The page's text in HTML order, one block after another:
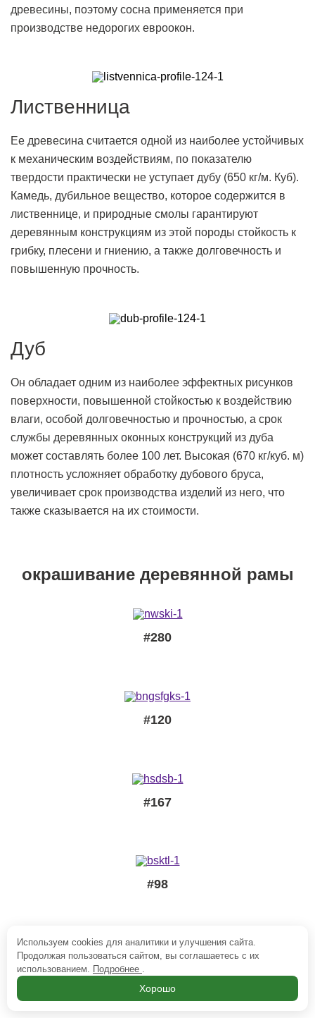
древесины, поэтому сосна применяется при
производстве недорогих евроокон.
Лиственница
Ее древесина считается одной из наиболее устойчивых
к механическим воздействиям, по показателю
твердости практически не уступает дубу (650 кг/м. Куб).
Камедь, дубильное вещество, которое содержится в
лиственнице, и природные смолы гарантируют
деревянным конструкциям из этой породы стойкость к
грибку, плесени и гниению, а также долговечность и
повышенную прочность.
Дуб
Он обладает одним из наиболее эффектных рисунков
поверхности, повышенной стойкостью к воздействию
влаги, особой долговечностью и прочностью, а срок
службы деревянных оконных конструкций из дуба
может составлять более 100 лет. Высокая (670 кг/куб. м)
плотность усложняет обработку дубового бруса,
увеличивает срок производства изделий из него, что
также сказывается на их стоимости.
окрашивание деревянной рамы
#280
#120
#167
#98
Используем cookies для аналитики и улучшения сайта.
Продолжая пользоваться сайтом, вы соглашаетесь с их
использованием. Подробнее .
Хорошо